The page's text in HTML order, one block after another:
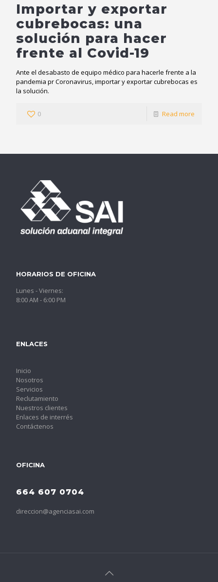
Importar y exportar
cubrebocas: una
solución para hacer
frente al Covid-19
Ante el desabasto de equipo médico para hacerle frente a la
pandemia pr Coronavirus, importar y exportar cubrebocas es
la solución.
0 Read more
HORARIOS DE OFICINA
Lunes - Viernes:
8:00 AM - 6:00 PM
ENLACES
Inicio
Nosotros
Servicios
Reclutamiento
Nuestros clientes
Enlaces de interrés
Contáctenos
OFICINA
664 607 0704
direccion@agenciasai.com